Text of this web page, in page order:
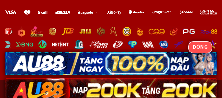
Copyright 2026 ©789P - all rights reserved
ĐÓNG